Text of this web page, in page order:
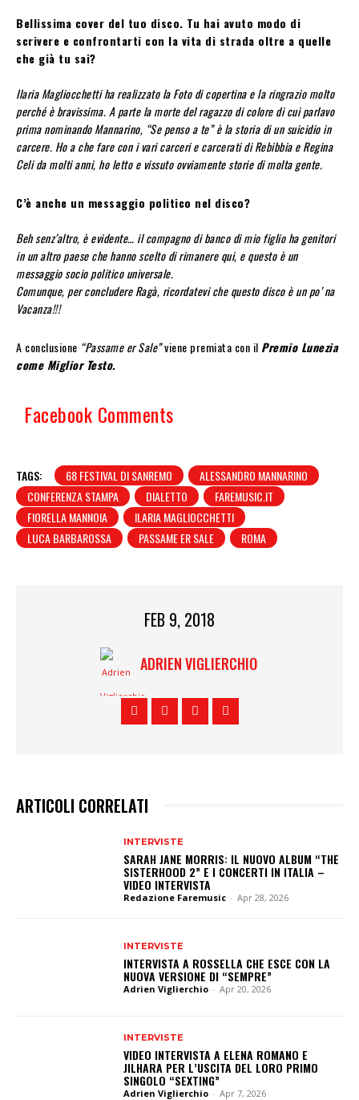
Bellissima cover del tuo disco. Tu hai avuto modo di
scrivere e confrontarti con la vita di strada oltre a quelle
che già tu sai?
Ilaria Magliocchetti ha realizzato la Foto di copertina e la ringrazio molto
perché è bravissima. A parte la morte del ragazzo di colore di cui parlavo
prima nominando Mannarino, “Se penso a te” è la storia di un suicidio in
carcere. Ho a che fare con i vari carceri e carcerati di Rebibbia e Regina
Celi da molti anni, ho letto e vissuto ovviamente storie di molta gente.
C’è anche un messaggio politico nel disco?
Beh senz’altro, è evidente… il compagno di banco di mio figlio ha genitori
in un altro paese che hanno scelto di rimanere qui, e questo è un
messaggio socio politico universale.
Comunque, per concludere Ragà, ricordatevi che questo disco è un po’ na
Vacanza!!!
A conclusione “Passame er Sale”viene premiata con il Premio Lunezia
come Miglior Testo.
Facebook Comments
TAGS: 68 FESTIVAL DI SANREMO
ALESSANDRO MANNARINO
CONFERENZA STAMPA
DIALETTO
FAREMUSIC.IT
FIORELLA MANNOIA
ILARIA MAGLIOCCHETTI
LUCA BARBAROSSA
PASSAME ER SALE ROMA
FEB 9, 2018
ADRIEN VIGLIERCHIO
ARTICOLI CORRELATI
INTERVISTE
SARAH JANE MORRIS: IL NUOVO ALBUM “THE
SISTERHOOD 2” E I CONCERTI IN ITALIA –
VIDEO INTERVISTA
Redazione Faremusic - Apr 28, 2026
INTERVISTE
INTERVISTA A ROSSELLA CHE ESCE CON LA
NUOVA VERSIONE DI “SEMPRE”
Adrien Viglierchio - Apr 20, 2026
INTERVISTE
VIDEO INTERVISTA A ELENA ROMANO E
JILHARA PER L’USCITA DEL LORO PRIMO
SINGOLO “SEXTING”
Adrien Viglierchio - Apr 7, 2026